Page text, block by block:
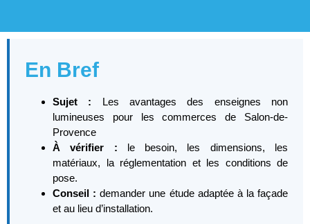
En Bref
Sujet : Les avantages des enseignes non
lumineuses pour les commerces de Salon-de-
Provence
À vérifier : le besoin, les dimensions, les
matériaux, la réglementation et les conditions de
pose.
Conseil : demander une étude adaptée à la façade
et au lieu d’installation.